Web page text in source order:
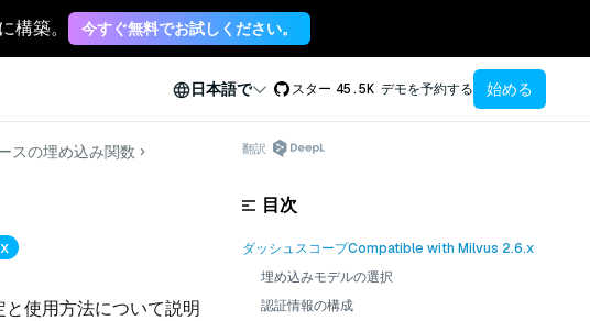
築。 今すぐ無料でお試しください。
日本語で スター 45.5K デモを予約する 始める
スの埋め込み関数
使用方法について説明
翻訳
目次
ダッシュスコープCompatible with Milvus 2.6.x
埋め込みモデルの選択
認証情報の構成